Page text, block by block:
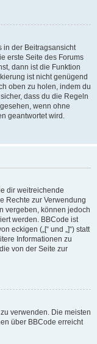
in der Beitragsansicht
erste Seite des Forums
dann ist die Funktion
ist nicht genügend
oben zu holen, indem du
dass du die Regeln
wenn ohne
geantwortet wird.
dir weitreichende
Rechte zur Verwendung
vergeben, können jedoch
werden. BBCode ist
eckigen („[“ und „]“) statt
Informationen zu
von der Seite zur
verwenden. Die meisten
über BBCode erreicht